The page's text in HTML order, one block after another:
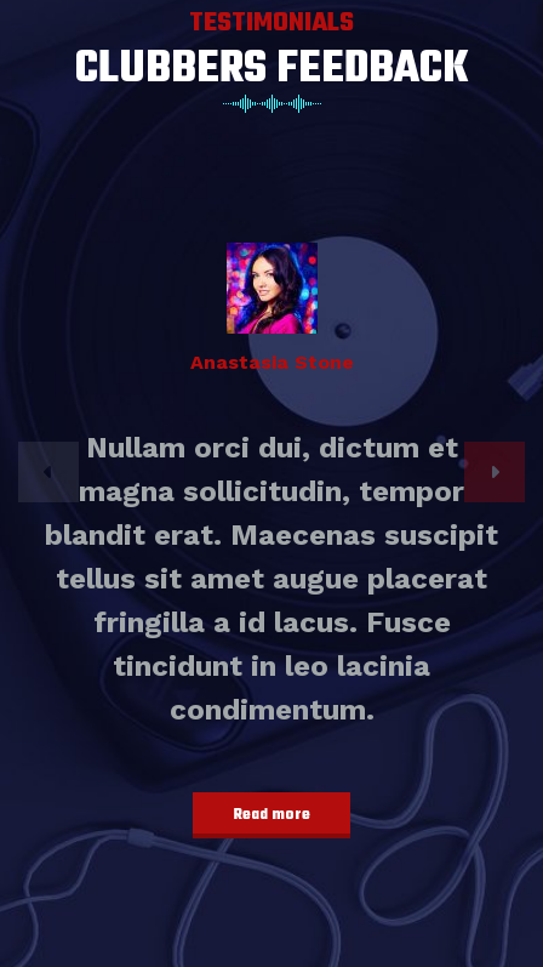
TESTIMONIALS
CLUBBERS FEEDBACK
Anastasia Stone
Nullam orci dui, dictum et
magna sollicitudin, tempor
blandit erat. Maecenas suscipit
tellus sit amet augue placerat
fringilla a id lacus. Fusce
tincidunt in leo lacinia
condimentum.
Read more